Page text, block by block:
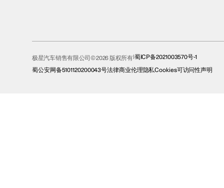
极星汽车销售有限公司© 2026 版权所有 蜀ICP备2021003570号-1
蜀公安网备5101120200043号法律商业伦理 隐私Cookies可访问性声明